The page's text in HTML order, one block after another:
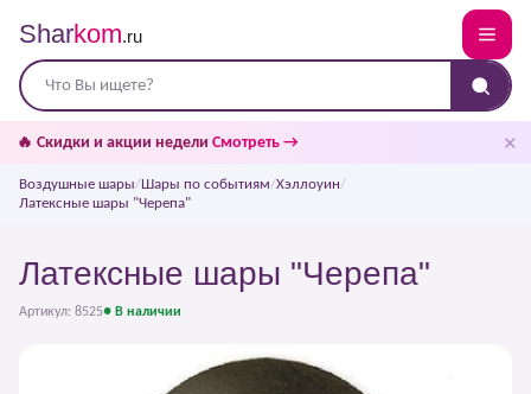
Sharkom.ru
🔥 Скидки и акции недели Смотреть → ✕
Воздушные шары/Шары по событиям/Хэллоуин/
Латексные шары "Черепа"
Латексные шары "Черепа"
Артикул: 8525● В наличии